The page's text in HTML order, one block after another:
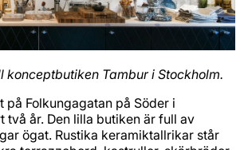
konceptbutiken Tambur i Stockholm.
på Folkungagatan på Söder i
två år. Den lilla butiken är full av
ögat. Rustika keramiktallrikar står